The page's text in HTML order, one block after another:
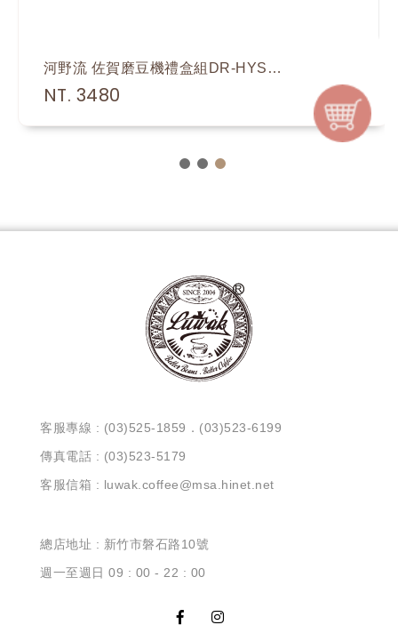
河野流 佐賀磨豆機禮盒組DR-HYS0134D1
NT. 3480
客服專線 : (03)525-1859．(03)523-6199
傳真電話 : (03)523-5179
客服信箱 : luwak.coffee@msa.hinet.net
總店地址 : 新竹市磐石路10號
週一至週日 09 : 00 - 22 : 00